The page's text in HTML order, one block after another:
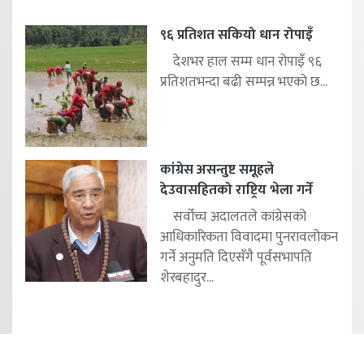
९६ प्रतिशत सकियो धान रोपाइँ
देशभर हाल सम्म धान रोपाइँ ९६
प्रतिशतभन्दा बढी सम्पन्न भएको छ...
कांग्रेस असन्तुष्ट समूहले
देउवासहितको राष्ट्रिय भेला गर्ने
सर्वोच्च अदालतले कांग्रेसको
आधिकारिकता विवादमा पुनरावलोकन
गर्ने अनुमति दिएसँगै पूर्वसभापति
शेरबहादुर...